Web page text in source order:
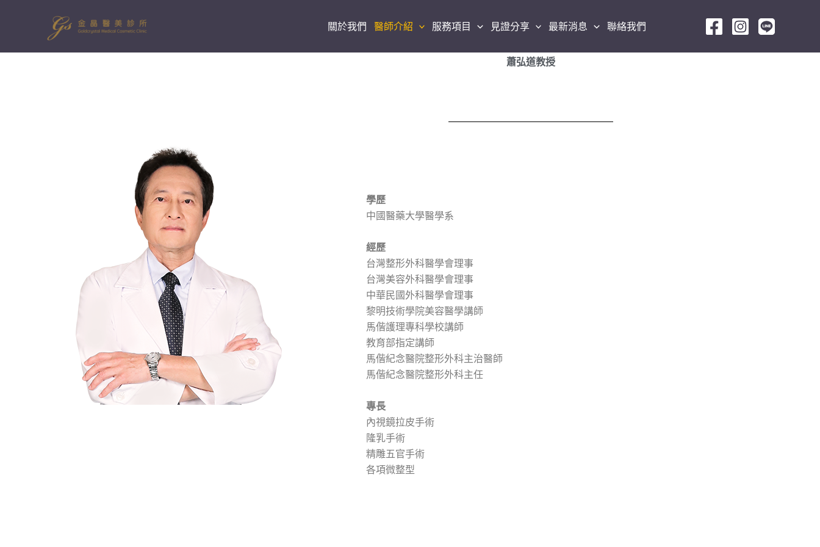
要
關於我們 醫師介紹 服務項目 見證分享 最新消息 聯絡我們
蕭弘道教授
學歷
中國醫藥大學醫學系
經歷
台灣整形外科醫學會理事
台灣美容外科醫學會理事
中華民國外科醫學會理事
黎明技術學院美容醫學講師
馬偕護理專科學校講師
教育部指定講師
馬偕紀念醫院整形外科主治醫師
馬偕紀念醫院整形外科主任
專長
內視鏡拉皮手術
隆乳手術
精雕五官手術
各項微整型